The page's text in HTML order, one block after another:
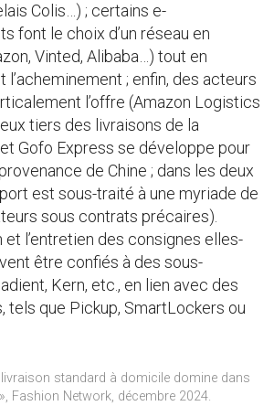
Colis…) ; certains e-
font le choix d’un réseau en
Vinted, Alibaba…) tout en
l’acheminement ; enfin, des acteurs
l’offre (Amazon Logistics
tiers des livraisons de la
Gofo Express se développe pour
de Chine ; dans les deux
est sous-traité à une myriade de
sous contrats précaires).
et l’entretien des consignes elles-
être confiés à des sous-
Kern, etc., en lien avec des
tels que Pickup, SmartLockers ou
standard à domicile domine dans
Fashion Network, décembre 2024.